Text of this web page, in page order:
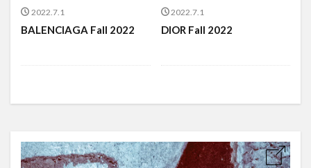
2022.7.1
BALENCIAGA Fall 2022
2022.7.1
DIOR Fall 2022